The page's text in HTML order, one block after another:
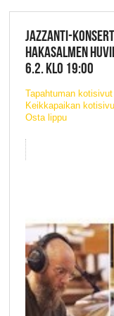
JAZZANTI-
HAKASALMEN
6.2. KLO 19:00
Tapahtuman kotisivut
Keikkapaikan
Osta lippu